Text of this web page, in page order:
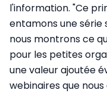
l'information. "Ce
entamons une série
nous montrons ce
pour les petites
une valeur ajoutée
webinaires que